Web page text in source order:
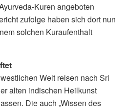
Kuren angeboten
zufolge haben sich dort nun
solchen Kuraufenthalt
Welt reisen nach Sri
alten indischen Heilkunst
Die auch „Wissen des